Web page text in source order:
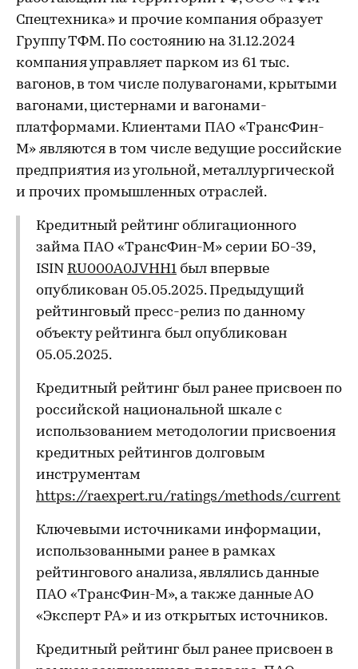
Спецтехника» и прочие компания образует
Группу ТФМ. По состоянию на 31.12.2024
компания управляет парком из 61 тыс.
вагонов, в том числе полувагонами, крытыми
вагонами, цистернами и вагонами-
платформами. Клиентами ПАО «ТрансФин-
М» являются в том числе ведущие российские
предприятия из угольной, металлургической
и прочих промышленных отраслей.
Кредитный рейтинг облигационного
займа ПАО «ТрансФин-М» серии БО-39,
ISIN RU000A0JVHH1 был впервые
опубликован 05.05.2025. Предыдущий
рейтинговый пресс-релиз по данному
объекту рейтинга был опубликован
05.05.2025.
Кредитный рейтинг был ранее присвоен по
российской национальной шкале с
использованием методологии присвоения
кредитных рейтингов долговым
инструментам
https://raexpert.ru/ratings/methods/current
Ключевыми источниками информации,
использованными ранее в рамках
рейтингового анализа, являлись данные
ПАО «ТрансФин-М», а также данные АО
«Эксперт РА» и из открытых источников.
Кредитный рейтинг был ранее присвоен в